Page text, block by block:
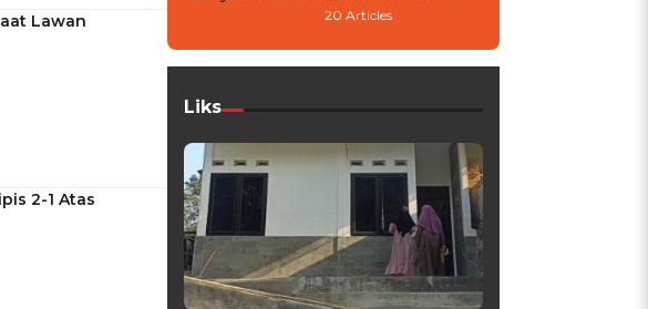
Lawan
2-1 Atas
20 Articles
Liks